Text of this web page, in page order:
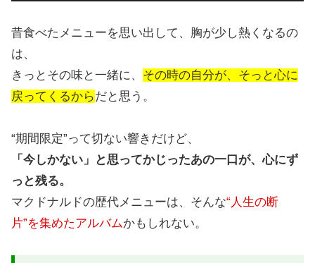
昔食べたメニューを思い出して、胸が少し熱くなるの
は、
きっとその味と一緒に、 その時の自分が、そっと心に
戻ってくるからだと思う。
“期間限定”って切ない響きだけど、
「今しかない」と思ってかじったあの一口が、心にず
っと残る。
マクドナルドの歴代メニューは、そんな“人生の断
片”を集めたアルバムかもしれない。